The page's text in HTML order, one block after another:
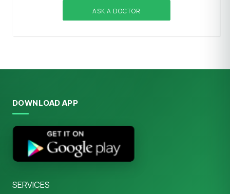
ASK A DOCTOR
DOWNLOAD APP
SERVICES